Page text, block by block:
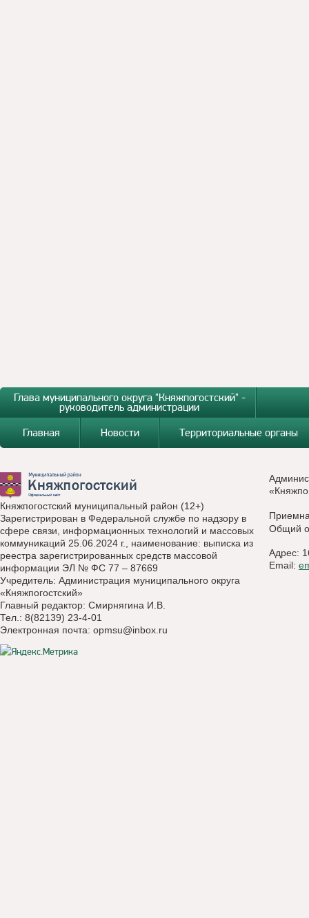
Глава муниципального округа "Княжпогостский" -
руководитель администрации
Главная
Новости Территориальные органы
Княжпогостский муниципальный район (12+)
Зарегистрирован в Федеральной службе по надзору в
сфере связи, информационных технологий и массовых
коммуникаций 25.06.2024 г., наименование: выписка из
реестра зарегистрированных средств массовой
информации ЭЛ № ФС 77 – 87669
Учредитель: Администрация муниципального округа
«Княжпогостский»
Главный редактор: Смирнягина И.В.
Тел.: 8(82139) 23-4-01
Электронная почта: opmsu@inbox.ru
Общий
Адрес:
Email: